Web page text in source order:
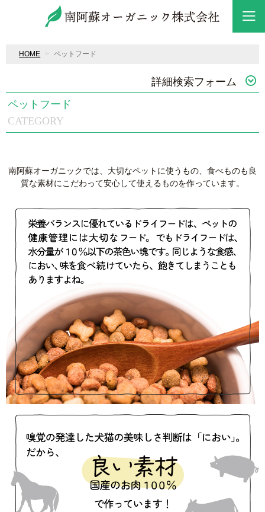
HOME ペットフード
詳細検索フォーム
CATEGORY
ペットフード
南阿蘇オーガニックでは、大切なペットに使うもの、食べものも良
質な素材にこだわって安心して使えるものを作っています。